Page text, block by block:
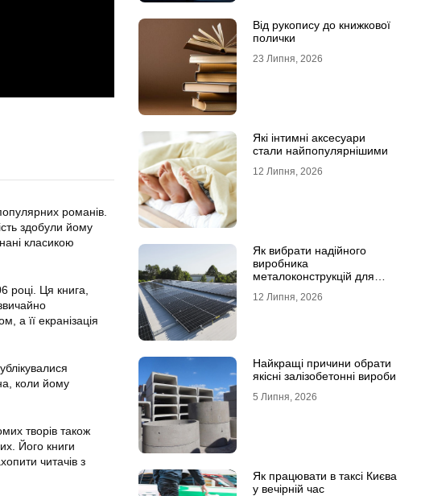
романів.
здобули йому
класикою
році. Ця книга,
а її екранізація
коли йому
творів також
Його книги
читачів з
Від рукопису до книжкової
полички
23 Липня, 2026
Які інтимні аксесуари
стали найпопулярнішими
12 Липня, 2026
Як вибрати надійного
виробника
металоконструкцій для
12 Липня, 2026
Найкращі причини обрати
якісні залізобетонні вироби
5 Липня, 2026
Як працювати в таксі Києва
у вечірній час